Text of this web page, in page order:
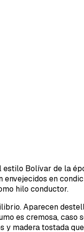
Bolívar de la
en
hilo conductor.
Aparecen
es cremosa,
madera tostada